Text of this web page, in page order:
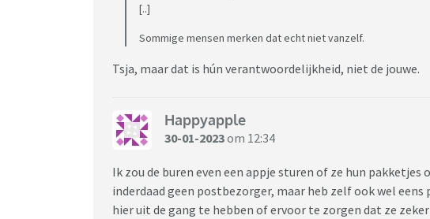
[..]
Sommige mensen merken dat echt niet vanzelf.
Tsja, maar dat is hún verantwoordelijkheid, niet de jouwe.
Happyapple
30-01-2023om 12:34
Ik zou de buren even een appje sturen of ze hun
inderdaad geen postbezorger, maar heb zelf ook wel
hier uit de gang te hebben of ervoor te zorgen dat ze